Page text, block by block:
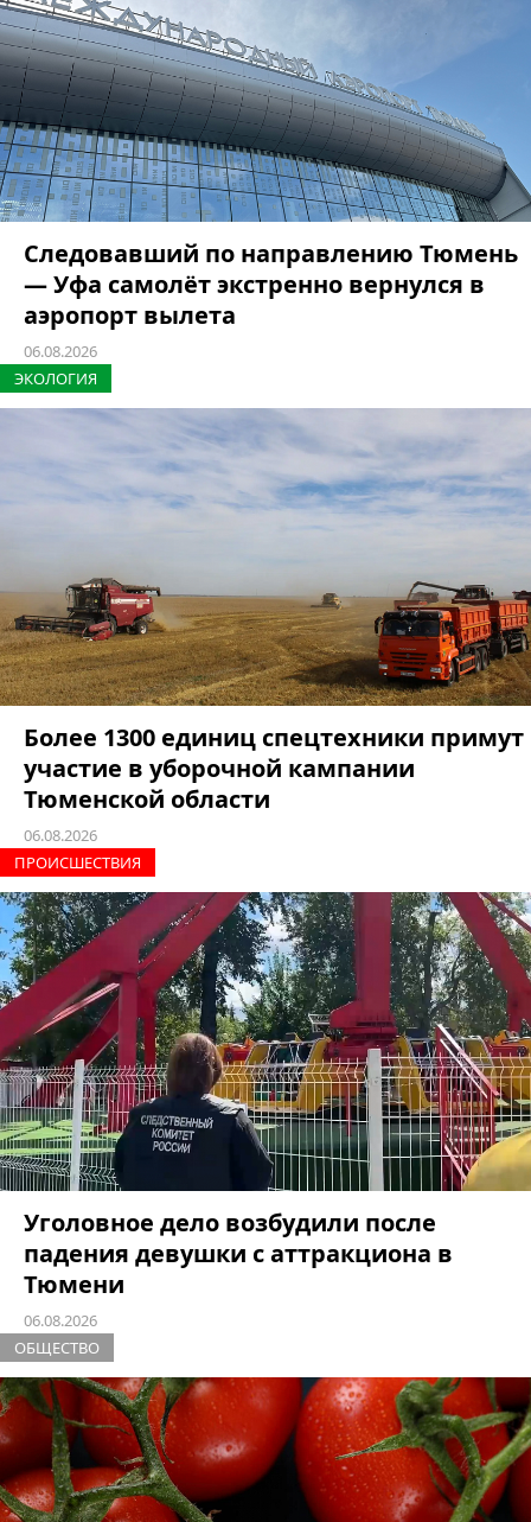
Следовавший по направлению Тюмень
— Уфа самолёт экстренно вернулся в
аэропорт вылета
06.08.2026
ЭКОЛОГИЯ
Более 1300 единиц спецтехники примут
участие в уборочной кампании
Тюменской области
06.08.2026
ПРОИCШЕСТВИЯ
Уголовное дело возбудили после
падения девушки с аттракциона в
Тюмени
06.08.2026
ОБЩЕСТВО